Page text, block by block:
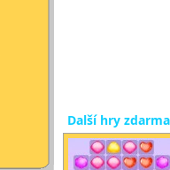
Další hry